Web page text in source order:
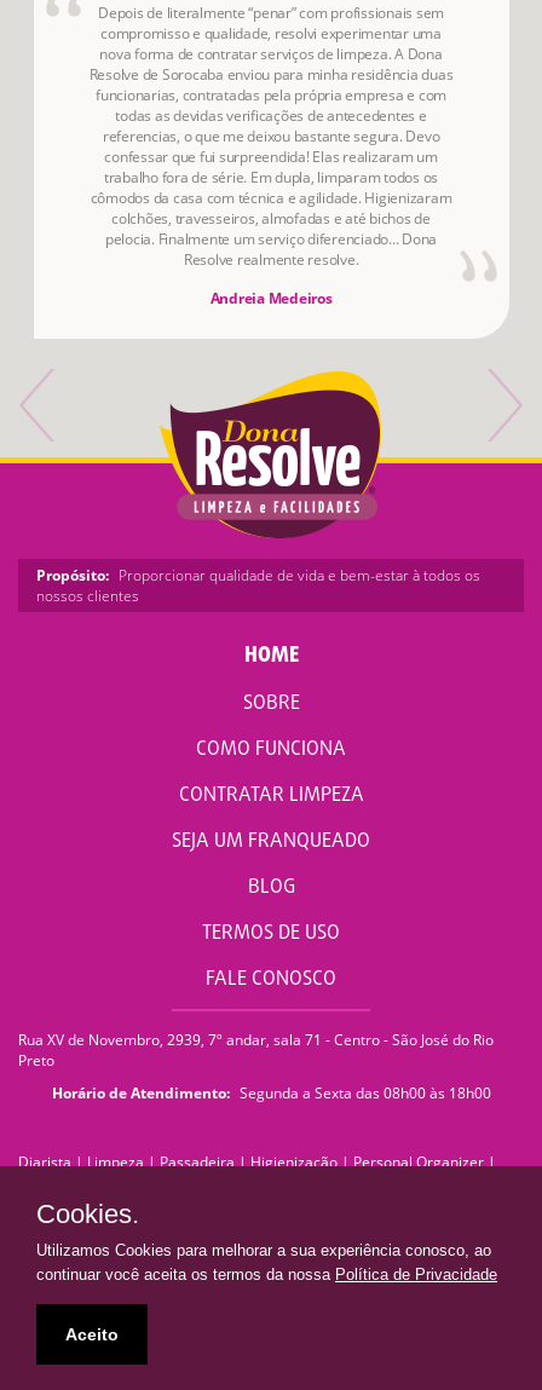
Depois de literalmente “penar” com profissionais sem
compromisso e qualidade, resolvi experimentar uma
nova forma de contratar serviços de limpeza. A Dona
Resolve de Sorocaba enviou para minha residência duas
funcionarias, contratadas pela própria empresa e com
todas as devidas verificações de antecedentes e
referencias, o que me deixou bastante segura. Devo
confessar que fui surpreendida! Elas realizaram um
trabalho fora de série. Em dupla, limparam todos os
cômodos da casa com técnica e agilidade. Higienizaram
colchões, travesseiros, almofadas e até bichos de
pelocia. Finalmente um serviço diferenciado... Dona
Resolve realmente resolve.
Andreia Medeiros
Propósito: Proporcionar qualidade de vida e bem-estar à todos os
nossos clientes
HOME
SOBRE
COMO FUNCIONA
CONTRATAR LIMPEZA
SEJA UM FRANQUEADO
BLOG
TERMOS DE USO
FALE CONOSCO
Rua XV de Novembro, 2939, 7º andar, sala 71 - Centro - São José do Rio
Preto
Horário de Atendimento: Segunda a Sexta das 08h00 às 18h00
Diarista|Limpeza|Passadeira|Higienização|Personal Organizer|
Serviços de Limpeza
Limpeza de Pedra
Estofados|Impermeabilização de Sofá |Impermeabilização de Estofados
Franquia de Limpeza| franquiadn@donaresolve.com
Cookies.
Utilizamos Cookies para melhorar a sua experiência conosco, ao
continuar você aceita os termos da nossa Política de Privacidade
Aceito